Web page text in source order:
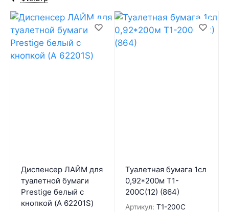
Диспенсер ЛАЙМ для
туалетной бумаги
Prestige белый с
кнопкой (A 62201S)
Туалетная бумага 1сл
0,92*200м Т1-
200С(12) (864)
Артикул: Т1-200С